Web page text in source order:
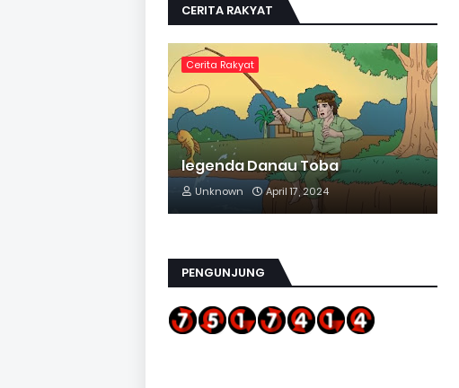
CERITA RAKYAT
Cerita Rakyat
legenda Danau Toba
Unknown April 17, 2024
PENGUNJUNG